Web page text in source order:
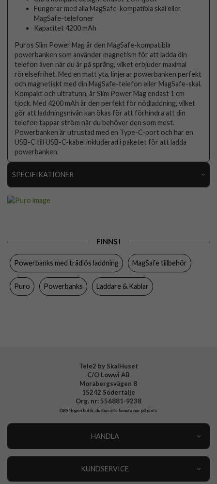
Fungerar med alla MagSafe-kompatibla skal eller
MagSafe-telefoner
Kapacitet 4200 mAh
Puros Slim Power Mag är den MagSafe-kompatibla
powerbanken som använder magnetism för att ladda din
telefon även när du är på språng, vilket erbjuder maximal
rörelsefrihet. Med en matt yta, linjerar powerbanken perfekt
och magnetiskt med din MagSafe-telefon eller MagSafe-skal.
Kompakt och ultratunn, är Slim Power Mag endast 1 cm
tjock. Med 4200 mAh är den perfekt för nödladdning, vilket
gör att laddningsnivån kan ökas för att förhindra att din
telefon tappar ström när du behöver den som mest.
Powerbanken är utrustad med en Type-C-port och har en
USB-C till USB-C-kabel inkluderad i paketet för att ladda
powerbanken.
SPECIFIKATIONER
Varumärke Puro
Tillverkarens art nr PUFCBB40P2MAGBLUE
EAN
FINNS I
Powerbanks med trådlös laddning MagSafe tillbehör
Puro Powerbanks Laddare & Kablar
Tele2 by SkalHuset
C/O Lowwi AB
Morabergsvägen 8
15242 Södertälje
Org. nr: 556881-9238
OBS!Ingen butik, du kan inte handla här på plats
HANDLA
KUNDSERVICE